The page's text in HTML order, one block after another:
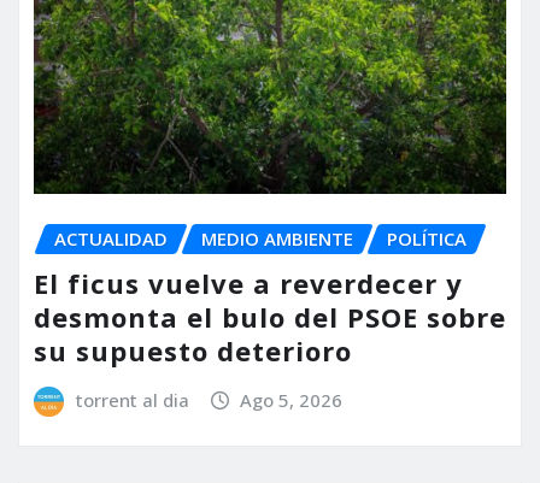
ACTUALIDAD MEDIO AMBIENTE POLÍTICA
El ficus vuelve a reverdecer y
desmonta el bulo del PSOE sobre
su supuesto deterioro
torrent al dia Ago 5, 2026